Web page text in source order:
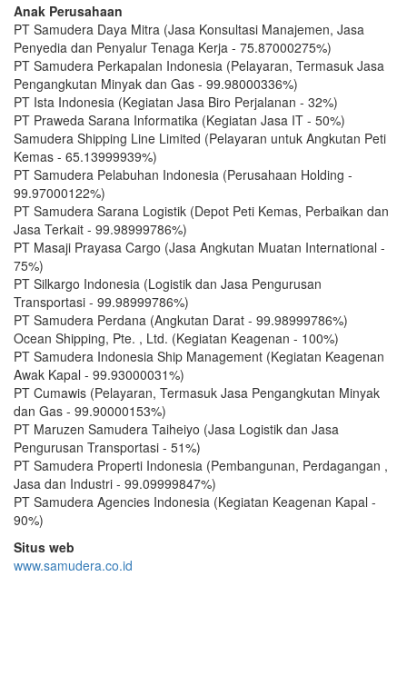
Anak Perusahaan
PT Samudera Daya Mitra (Jasa Konsultasi Manajemen, Jasa
Penyedia dan Penyalur Tenaga Kerja - 75.87000275%)
PT Samudera Perkapalan Indonesia (Pelayaran, Termasuk Jasa
Pengangkutan Minyak dan Gas - 99.98000336%)
PT Ista Indonesia (Kegiatan Jasa Biro Perjalanan - 32%)
PT Praweda Sarana Informatika (Kegiatan Jasa IT - 50%)
Samudera Shipping Line Limited (Pelayaran untuk Angkutan Peti
Kemas - 65.13999939%)
PT Samudera Pelabuhan Indonesia (Perusahaan Holding -
99.97000122%)
PT Samudera Sarana Logistik (Depot Peti Kemas, Perbaikan dan
Jasa Terkait - 99.98999786%)
PT Masaji Prayasa Cargo (Jasa Angkutan Muatan International -
75%)
PT Silkargo Indonesia (Logistik dan Jasa Pengurusan
Transportasi - 99.98999786%)
PT Samudera Perdana (Angkutan Darat - 99.98999786%)
Ocean Shipping, Pte. , Ltd. (Kegiatan Keagenan - 100%)
PT Samudera Indonesia Ship Management (Kegiatan Keagenan
Awak Kapal - 99.93000031%)
PT Cumawis (Pelayaran, Termasuk Jasa Pengangkutan Minyak
dan Gas - 99.90000153%)
PT Maruzen Samudera Taiheiyo (Jasa Logistik dan Jasa
Pengurusan Transportasi - 51%)
PT Samudera Properti Indonesia (Pembangunan, Perdagangan ,
Jasa dan Industri - 99.09999847%)
PT Samudera Agencies Indonesia (Kegiatan Keagenan Kapal -
90%)
Situs web
www.samudera.co.id